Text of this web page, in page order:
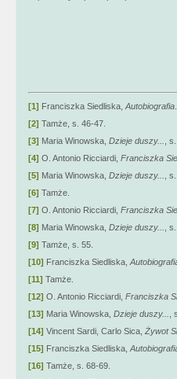
[1] Franciszka Siedliska, Autobiografia
[2] Tamże, s. 46-47.
[3] Maria Winowska, Dzieje duszy...
,
[4] O. Antonio Ricciardi, Franciszka
[5] Maria Winowska, Dzieje duszy...
,
[6] Tamże.
[7] O. Antonio Ricciardi, Franciszka
[8] Maria Winowska, Dzieje duszy...
,
[9] Tamże, s. 55.
[10] Franciszka Siedliska,
[11] Tamże.
[12] O. Antonio Ricciardi, Franciszka
[13] Maria Winowska, Dzieje duszy...
,
[14] Vincent Sardi, Carlo Sica, Żywot
[15] Franciszka Siedliska,
[16] Tamże, s. 68-69.